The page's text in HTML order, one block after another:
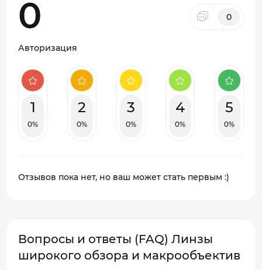
0 0
Авторизация
1
0%
2
0%
3
0%
4
0%
5
0%
Отзывов пока нет, но ваш может стать первым :)
Вопросы и ответы (FAQ) Линзы
широкого обзора и макрообъектив